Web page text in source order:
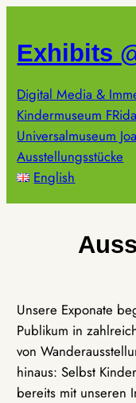
springen
Exhibits
Digital Media &
Kindermuseum
Universalmuseum
Ausstellungsstücke
English
Unsere Exponate
Publikum in
von
hinaus: Selbst
bereits mit unseren